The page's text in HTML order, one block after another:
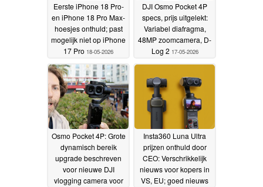
Eerste iPhone 18 Pro-
en iPhone 18 Pro Max-
hoesjes onthuld; past
mogelijk niet op iPhone
17 Pro 18-05-2026
DJI Osmo Pocket 4P
specs, prijs uitgelekt:
Variabel diafragma,
48MP zoomcamera, D-
Log 2 17-05-2026
Osmo Pocket 4P: Grote
dynamisch bereik
upgrade beschreven
voor nieuwe DJI
vlogging camera voor
Insta360 Luna Ultra
prijzen onthuld door
CEO: Verschrikkelijk
nieuws voor kopers in
VS, EU; goed nieuws